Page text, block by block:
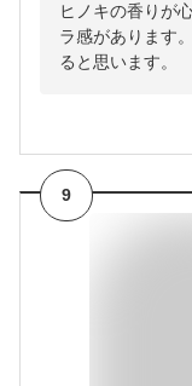
ヒノキの香りが
ラ感があります
ると思います。
9